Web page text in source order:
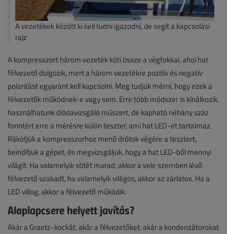
A vezetékek között ki kell tudni igazodni, de segít a kapcsolási
rajz
A kompresszort három vezeték köti össze a végfokkal, ahol hat
félvezető dolgozik, mert a három vezetékre pozitív és negatív
polaritást egyaránt kell kapcsolni. Meg tudjuk mérni, hogy ezek a
félvezetők működnek-e vagy sem. Erre több módszer is kínálkozik,
használhatunk diódavizsgáló műszert, de kapható néhány száz
forintért erre a mérésre külön teszter, ami hat LED-et tartalmaz.
Rákötjük a kompresszorhoz menő drótok végére a tesztert,
beindítjuk a gépet, és megvizsgáljuk, hogy a hat LED-ből mennyi
világít. Ha valamelyik sötét marad, akkor a vele szemben lévő
félvezető szakadt, ha valamelyik világos, akkor az zárlatos. Ha a
LED villog, akkor a félvezető működik.
Alaplapcsere helyett javítás?
Akár a Graetz-kockát, akár a félvezetőket, akár a kondenzátorokat